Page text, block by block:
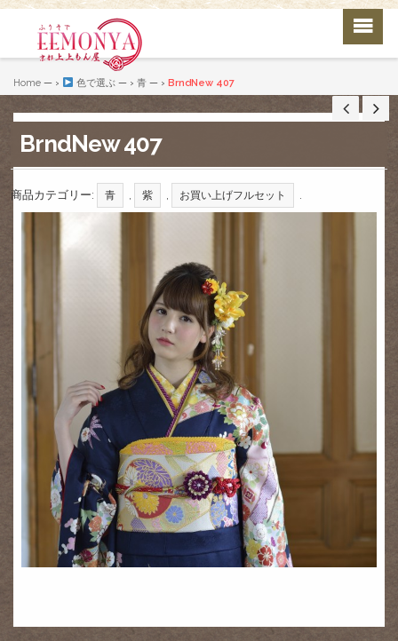
Home — › 色で選ぶ— › 青— › BrndNew 407
BrndNew 407
商品カテゴリー: 青 , 紫 , お買い上げフルセット .